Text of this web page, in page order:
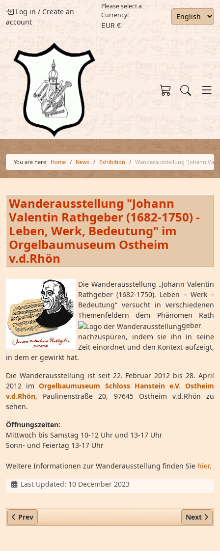
Log in / Create an
account
Please select a
Currency!
EUR €
You are here: Home News Exhibition Wanderausstellung "Johann
Wanderausstellung "Johann
Valentin Rathgeber (1682-1750) -
Leben, Werk, Bedeutung" im
Orgelbaumuseum Ostheim
v.d.Rhön
Die Wanderausstellung „Johann Valentin
Rathgeber (1682-1750). Leben – Werk –
Bedeutung“ versucht in verschiedenen
Themenfeldern dem Phänomen Rath
geber
nachzuspüren, indem sie ihn in seine
Zeit einordnet und den Kontext aufzeigt,
in dem er gewirkt hat.
Die Wanderausstellung ist seit 22. Februar 2012 bis 28. April
2012 imOrgelbaumuseum Schloss Hanstein e.V. Ostheim
v.d.Rhön, Paulinenstraße 20, 97645 Ostheim v.d.Rhön zu
sehen.
Öffnungszeiten:
Mittwoch bis Samstag 10-12 Uhr und 13-17 Uhr
Sonn- und Feiertag 13-17 Uhr
Weitere Informationen zur Wanderausstellung finden Sie hier.
DetailsLast Updated: 10 December 2023
Previous article: Eröffnung der Wanderausstellung am 11.
Prev Next
Next